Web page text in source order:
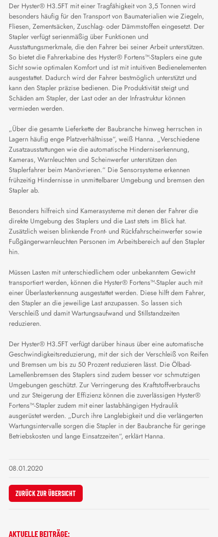
Der Hyster® H3.5FT mit einer Tragfähigkeit von 3,5 Tonnen wird
besonders häufig für den Transport von Baumaterialien wie Ziegeln,
Fliesen, Zementsäcken, Zuschlag- oder Dämmstoffen eingesetzt. Der
Stapler verfügt serienmäßig über Funktionen und
Ausstattungsmerkmale, die den Fahrer bei seiner Arbeit unterstützen.
So bietet die Fahrerkabine des Hyster® Fortens™-Staplers eine gute
Sicht sowie optimalen Komfort und ist mit intuitiven Bedienelementen
ausgestattet. Dadurch wird der Fahrer bestmöglich unterstützt und
kann den Stapler präzise bedienen. Die Produktivität steigt und
Schäden am Stapler, der Last oder an der Infrastruktur können
vermieden werden.
„Über die gesamte Lieferkette der Baubranche hinweg herrschen in
Lagern häufig enge Platzverhältnisse“, weiß Hanna. „Verschiedene
Zusatzausstattungen wie die automatische Hinderniserkennung,
Kameras, Warnleuchten und Scheinwerfer unterstützen den
Staplerfahrer beim Manövrieren.“ Die Sensorsysteme erkennen
frühzeitig Hindernisse in unmittelbarer Umgebung und bremsen den
Stapler ab.
Besonders hilfreich sind Kamerasysteme mit denen der Fahrer die
direkte Umgebung des Staplers und die Last stets im Blick hat.
Zusätzlich weisen blinkende Front- und Rückfahrscheinwerfer sowie
Fußgängerwarnleuchten Personen im Arbeitsbereich auf den Stapler
hin.
Müssen Lasten mit unterschiedlichem oder unbekanntem Gewicht
transportiert werden, können die Hyster® Fortens™-Stapler auch mit
einer Überlasterkennung ausgestattet werden. Diese hilft dem Fahrer,
den Stapler an die jeweilige Last anzupassen. So lassen sich
Verschleiß und damit Wartungsaufwand und Stillstandzeiten
reduzieren.
Der Hyster® H3.5FT verfügt darüber hinaus über eine automatische
Geschwindigkeitsreduzierung, mit der sich der Verschleiß von Reifen
und Bremsen um bis zu 50 Prozent reduzieren lässt. Die Ölbad-
Lamellenbremsen des Staplers sind zudem besser vor schmutzigen
Umgebungen geschützt. Zur Verringerung des Kraftstoffverbrauchs
und zur Steigerung der Effizienz können die zuverlässigen Hyster®
Fortens™-Stapler zudem mit einer lastabhängigen Hydraulik
ausgerüstet werden. „Durch ihre Langlebigkeit und die verlängerten
Wartungsintervalle sorgen die Stapler in der Baubranche für geringe
Betriebskosten und lange Einsatzzeiten“, erklärt Hanna.
08.01.2020
ZURÜCK ZUR ÜBERSICHT
AKTUELLE BEITRÄGE: